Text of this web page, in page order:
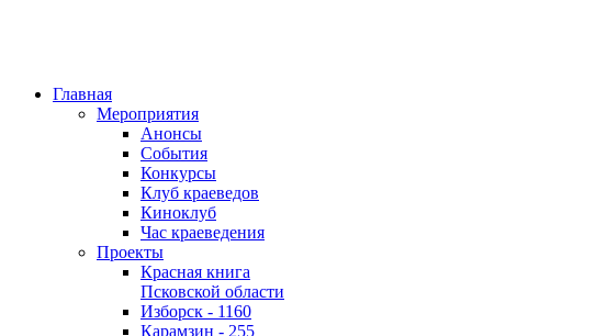
Главная
Мероприятия
Анонсы
События
Конкурсы
Клуб краеведов
Киноклуб
Час краеведения
Проекты
Красная книга
Псковской области
Изборск - 1160
Карамзин - 255